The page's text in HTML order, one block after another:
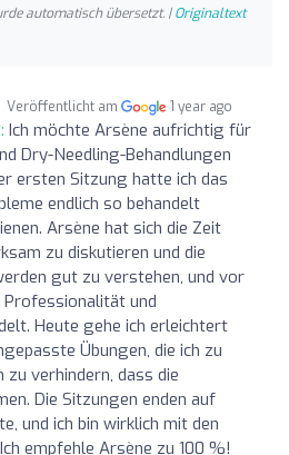
automatisch übersetzt. |Originaltext
Veröffentlicht am 1 year ago
Ich möchte Arsène aufrichtig für
Dry-Needling-Behandlungen
ersten Sitzung hatte ich das
endlich so behandelt
Arsène hat sich die Zeit
zu diskutieren und die
gut zu verstehen, und vor
und
Heute gehe ich erleichtert
Übungen, die ich zu
zu verhindern, dass die
Die Sitzungen enden auf
und ich bin wirklich mit den
empfehle Arsène zu 100 %!